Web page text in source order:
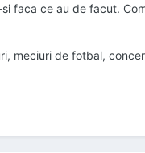
faca ce au de facut.
meciuri de fotbal,